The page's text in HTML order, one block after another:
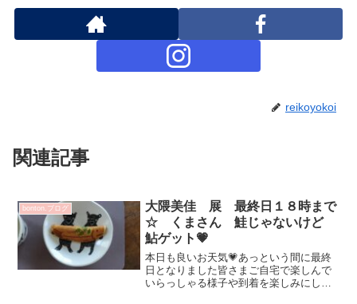
reikoyokoi
関連記事
bonton.ブログ
大隈美佳 展 最終日１８時まで
☆ くまさん 鮭じゃないけど
鮎ゲット💗
本日も良いお天気💗あっという間に最終
日となりました皆さまご自宅で楽しんで
いらっしゃる様子や到着を楽しみにして